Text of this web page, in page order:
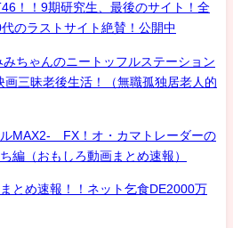
！！9期研究生、最後のサイト！全
のラストサイト絶賛！公開中
ちゃんのニートッフルステーション
画三昧老後生活！（無職孤独居老人的
MAX2- FX！オ・カマトレーダーの
（おもしろ動画まとめ速報）
とめ速報！！ネット乞食DE2000万